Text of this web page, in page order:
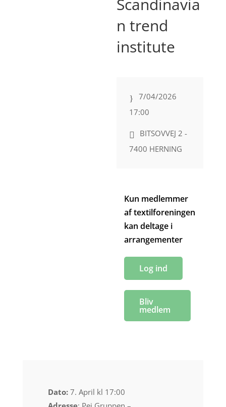
Scandinavia
n trend
institute
7/04/2026
17:00
BITSOVVEJ 2 -
7400 HERNING
Kun medlemmer
af textilforeningen
kan deltage i
arrangementer
Log ind
Bliv
medlem
Dato:7. April kl 17:00